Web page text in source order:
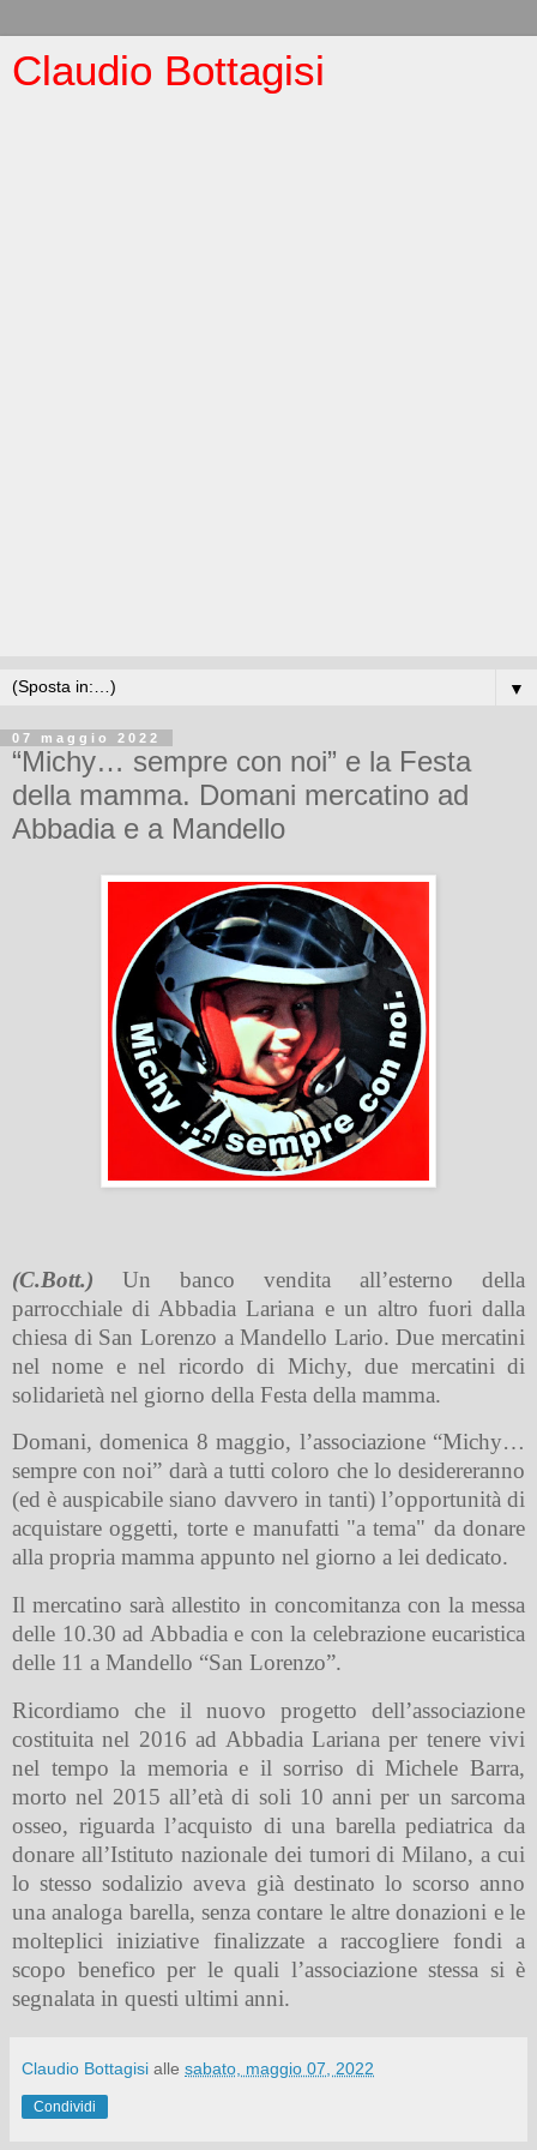
Claudio Bottagisi
▼
07 maggio 2022
“Michy… sempre con noi” e la Festa
della mamma. Domani mercatino ad
Abbadia e a Mandello
(C.Bott.) Un banco vendita all’esterno della
parrocchiale di Abbadia Lariana e un altro fuori dalla
chiesa di San Lorenzo a Mandello Lario. Due mercatini
nel nome e nel ricordo di Michy, due mercatini di
solidarietà nel giorno della Festa della mamma.
Domani, domenica 8 maggio, l’associazione “Michy…
sempre con noi” darà a tutti coloro che lo desidereranno
(ed è auspicabile siano davvero in tanti) l’opportunità di
acquistare oggetti, torte e manufatti "a tema" da donare
alla propria mamma appunto nel giorno a lei dedicato.
Il mercatino sarà allestito in concomitanza con la messa
delle 10.30 ad Abbadia e con la celebrazione eucaristica
delle 11 a Mandello “San Lorenzo”.
Ricordiamo che il nuovo progetto dell’associazione
costituita nel 2016 ad Abbadia Lariana per tenere vivi
nel tempo la memoria e il sorriso di Michele Barra,
morto nel 2015 all’età di soli 10 anni per un sarcoma
osseo, riguarda l’acquisto di una barella pediatrica da
donare all’Istituto nazionale dei tumori di Milano, a cui
lo stesso sodalizio aveva già destinato lo scorso anno
una analoga barella, senza contare le altre donazioni e le
molteplici iniziative finalizzate a raccogliere fondi a
scopo benefico per le quali l’associazione stessa si è
segnalata in questi ultimi anni.
Claudio Bottagisi alle sabato, maggio 07, 2022
Condividi